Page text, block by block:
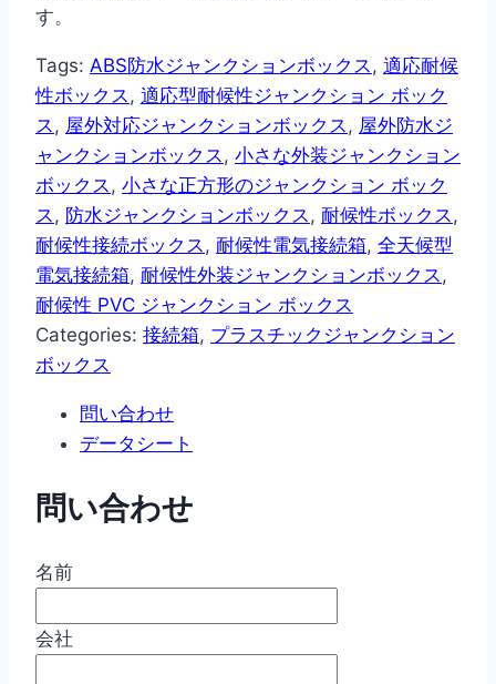
す。
Tags: ABS防水ジャンクションボックス, 適応耐候
性ボックス, 適応型耐候性ジャンクション ボック
ス, 屋外対応ジャンクションボックス, 屋外防水ジ
ャンクションボックス, 小さな外装ジャンクション
ボックス, 小さな正方形のジャンクション ボック
ス, 防水ジャンクションボックス, 耐候性ボックス,
耐候性接続ボックス, 耐候性電気接続箱, 全天候型
電気接続箱, 耐候性外装ジャンクションボックス,
耐候性 PVC ジャンクション ボックス
Categories: 接続箱, プラスチックジャンクション
ボックス
問い合わせ
データシート
問い合わせ
名前
会社